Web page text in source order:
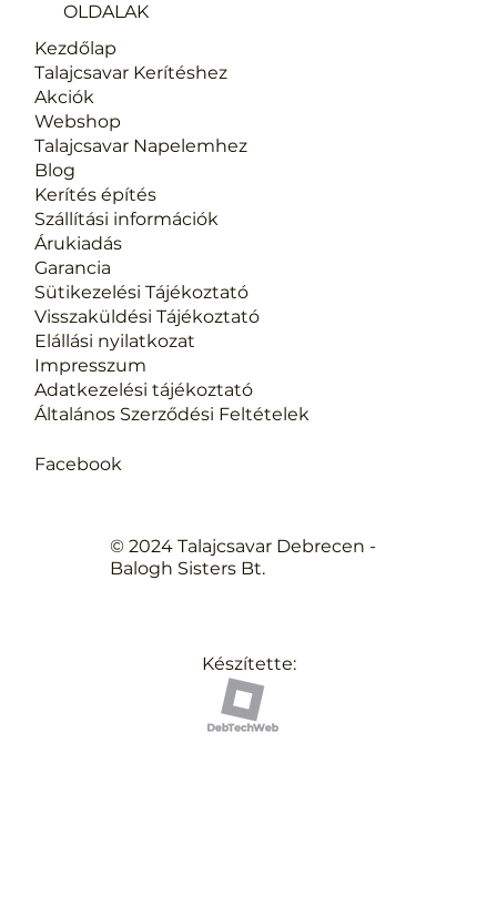
OLDALAK
Kezdőlap
Webshop
Talajcsavar Kerítéshez
Talajcsavar Napelemhez
Kerítés építés
Garancia
Blog
Akciók
Szállítási információk
Árukiadás
Sütikezelési Tájékoztató
Elállási nyilatkozat
​Visszaküldési Tájékoztató
Impresszum
Adatkezelési tájékoztató
Általános Szerződési Feltételek
Facebook
© 2024 Talajcsavar Debrecen -
Balogh Sisters Bt.
Készítette: